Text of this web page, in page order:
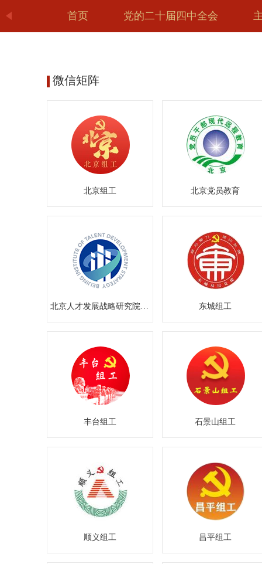
首页 党的二十届四中全会
微信矩阵
北京组工 北京党员教育
北京人才发展战略研究院BITS 东城组工
丰台组工 石景山组工
顺义组工 昌平组工